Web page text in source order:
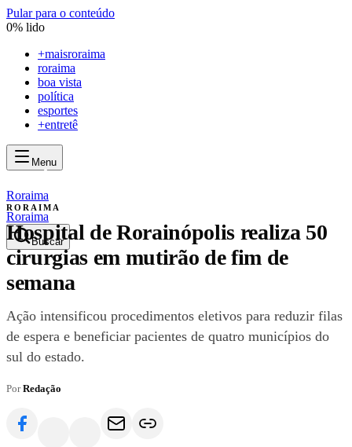
Pular para o conteúdo
0% lido
+maisroraima
roraima
boa vista
política
esportes
+entretê
Menu
maisroraima
mais
Roraima
Buscar
Roraima
RORAIMA
Hospital de Rorainópolis realiza 50
cirurgias em mutirão de fim de
semana
Ação intensificou procedimentos eletivos para reduzir filas
de espera e beneficiar pacientes de quatro municípios do
sul do estado.
PorRedação